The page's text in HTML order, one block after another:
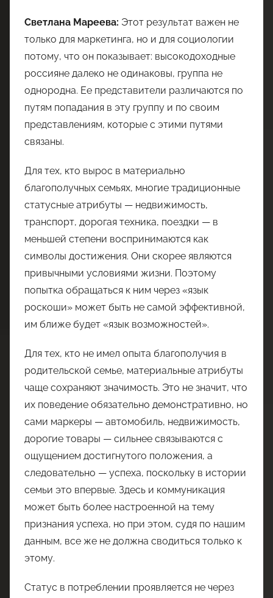
Светлана Мареева: Этот результат важен не
только для маркетинга, но и для социологии
потому, что он показывает: высокодоходные
россияне далеко не одинаковы, группа не
однородна. Ее представители различаются по
путям попадания в эту группу и по своим
представлениям, которые с этими путями
связаны.
Для тех, кто вырос в материально
благополучных семьях, многие традиционные
статусные атрибуты — недвижимость,
транспорт, дорогая техника, поездки — в
меньшей степени воспринимаются как
символы достижения. Они скорее являются
привычными условиями жизни. Поэтому
попытка обращаться к ним через «язык
роскоши» может быть не самой эффективной,
им ближе будет «язык возможностей».
Для тех, кто не имел опыта благополучия в
родительской семье, материальные атрибуты
чаще сохраняют значимость. Это не значит, что
их поведение обязательно демонстративно, но
сами маркеры — автомобиль, недвижимость,
дорогие товары — сильнее связываются с
ощущением достигнутого положения, а
следовательно — успеха, поскольку в истории
семьи это впервые. Здесь и коммуникация
может быть более настроенной на тему
признания успеха, но при этом, судя по нашим
данным, все же не должна сводиться только к
этому.
Статус в потреблении проявляется не через